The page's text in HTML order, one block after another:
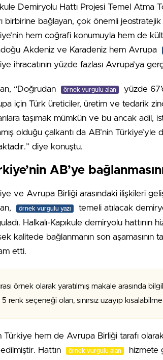
Demiryolu Hattı Projesi Temel Atma
birbirine bağlayan, çok önemli
hem coğrafi konumuyla hem de
Akdeniz ve Karadeniz hem Avrupa
ihracatının yüzde fazlası Avrupa’ya
“Doğrudan örnek vurgulu alan
yüzde
için Türk üreticiler, üretim ve tedarik
taşımak mümkün ve bu ancak adil,
olduğu çalkantı da AB’nin
diye konuştu.
AB’ye
ve Avrupa Birliği arasındaki ilişkileri
örnek vurgulu yazı
temeli atılacak
Halkalı-Kapıkule demiryolu hattının
kalitede bağlanmanın son aşamasının
etti.
örnek olarak yaratılmış makale arasında
renk seçeneği olan, sınırsız uzayıp
Türkiye hem de Avrupa Birliği tarafı
Hattın
örnek vurgulu alan
hizmete